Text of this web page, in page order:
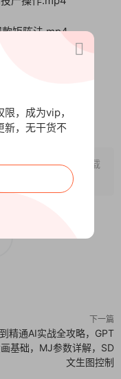
矩阵法.mp4
化法.mp4
择.mp4
ds/11167.html
，转载
下一篇
精通AI实战全攻略，GPT
基础，MJ参数详解，SD
文生图控制
，成为vip，
新，无干货不